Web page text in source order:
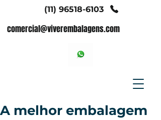
(11) 96518-6103
comercial@viverembalagens.com
A melhor embalagem